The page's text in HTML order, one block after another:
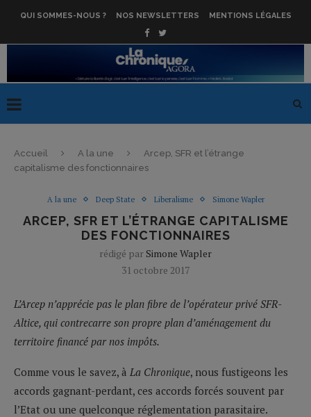
QUI SOMMES-NOUS ? NOS NEWSLETTERS MENTIONS LÉGALES
Accueil A la une
Arcep, SFR et l’étrange
capitalisme des fonctionnaires
A la une Deep State Liberalisme Simone Wapler
ARCEP, SFR ET L’ÉTRANGE CAPITALISME
DES FONCTIONNAIRES
rédigé par Simone Wapler
31 octobre 2017
L’Arcep n’apprécie pas le plan fibre de l’opérateur privé SFR-
Altice, qui contrecarre son propre plan d’aménagement du
territoire financé par nos impôts.
Comme vous le savez, à La Chronique, nous fustigeons les
accords gagnant-perdant, ces accords forcés souvent par
l’Etat ou une quelconque réglementation parasitaire.